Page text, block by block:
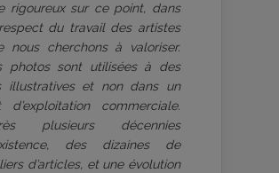
rigoureux sur ce point, dans
du travail des artistes
nous cherchons à valoriser.
photos sont utilisées à des
illustratives et non dans un
d’exploitation commerciale.
plusieurs décennies
des dizaines de
d’articles, et une évolution